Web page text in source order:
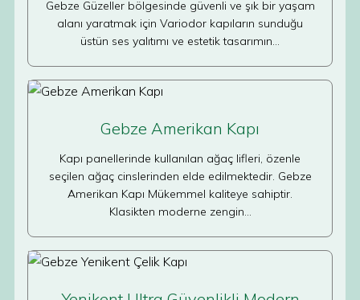
Gebze Güzeller bölgesinde güvenli ve şık bir yaşam
alanı yaratmak için Variodor kapıların sunduğu
üstün ses yalıtımı ve estetik tasarımın…
Gebze Amerikan Kapı
Kapı panellerinde kullanılan ağaç lifleri, özenle
seçilen ağaç cinslerinden elde edilmektedir. Gebze
Amerikan Kapı Mükemmel kaliteye sahiptir.
Klasikten moderne zengin…